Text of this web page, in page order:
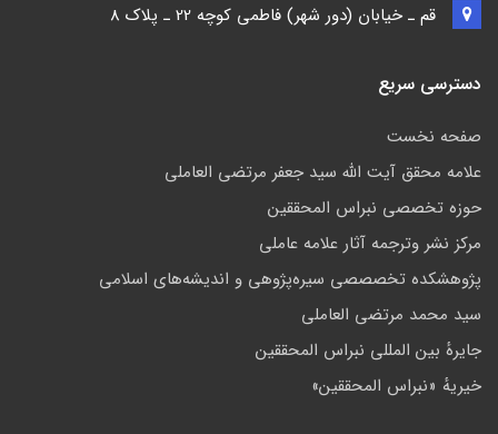
قم ـ خيابان (دور شهر) فاطمي كوچه 22 ـ پلاک 8
دسترسی سریع
صفحه نخست
علامه محقق آیت الله سید جعفر مرتضی العاملی
حوزه تخصصی نبراس المحققین
مركز نشر وترجمه آثار علامه عاملی
پژوهشكده تخصصصى سیره‌پژوهی و اندیشه‌های اسلامی
سید محمد مرتضی العاملی
جايرهٔ بین المللی نبراس المحققین
خيريهٔ «نبراس المحققين»